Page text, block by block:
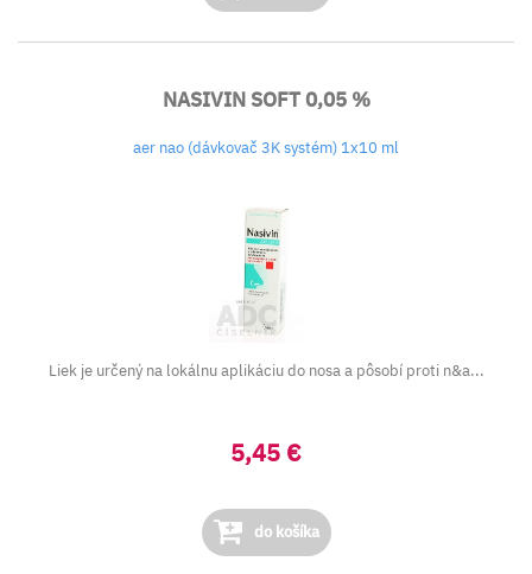
NASIVIN SOFT 0,05 %
aer nao (dávkovač 3K systém) 1x10 ml
Liek je určený na lokálnu aplikáciu do nosa a pôsobí proti n&a...
5,45 €
do košíka